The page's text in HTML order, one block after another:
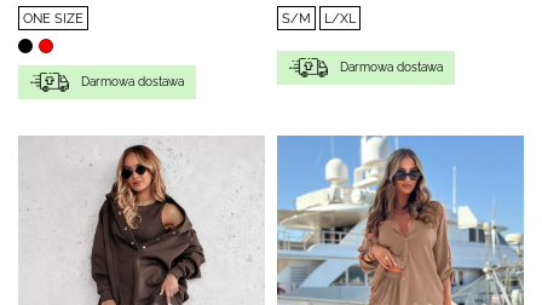
ONE SIZE
Darmowa dostawa
S/M L/XL
Darmowa dostawa